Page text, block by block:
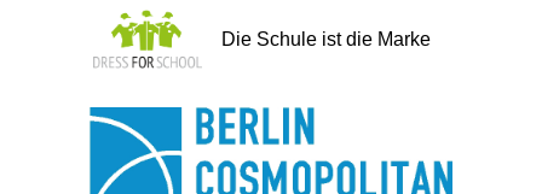
springen
Die Schule ist die Marke